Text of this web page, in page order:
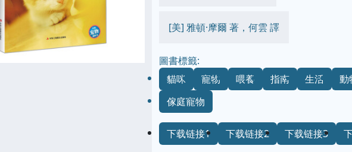
[美] 雅頓·摩爾 著，何雲 譯
圖書標籤:
貓咪
寵物 喂養 指南 生活 動
傢庭寵物
下载链接1 下载链接2 下载链接3